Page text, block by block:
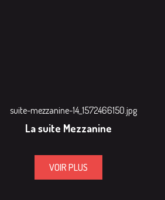
La suite Mezzanine
VOIR PLUS